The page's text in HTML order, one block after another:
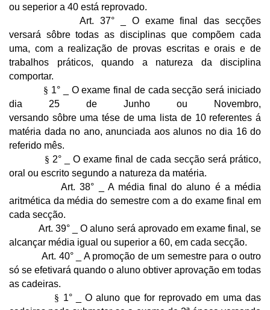
ou seperior a 40 está reprovado.
Art. 37° _ O exame final das secções
versará sôbre todas as disciplinas que compõem cada
uma, com a realização de provas escritas e orais e de
trabalhos práticos, quando a natureza da disciplina
comportar.
§ 1° _ O exame final de cada secção será iniciado
dia 25 de Junho ou Novembro,
versando sôbre uma tése de uma lista de 10 referentes á
matéria dada no ano, anunciada aos alunos no dia 16 do
referido mês.
§ 2° _ O exame final de cada secção será prático,
oral ou escrito segundo a natureza da matéria.
Art. 38° _ A média final do aluno é a média
aritmética da média do semestre com a do exame final em
cada secção.
Art. 39° _ O aluno será aprovado em exame final, se
alcançar média igual ou superior a 60, em cada secção.
Art. 40° _ A promoção de um semestre para o outro
só se efetivará quando o aluno obtiver aprovação em todas
as cadeiras.
§ 1° _ O aluno que for reprovado em uma das